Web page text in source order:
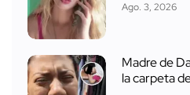
Ago. 3, 2026
Madre de
la carpeta